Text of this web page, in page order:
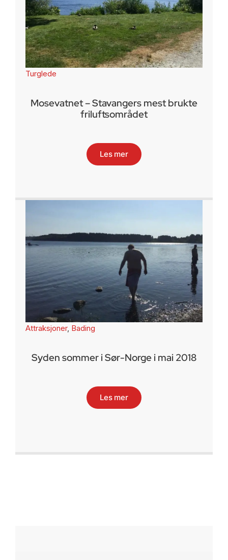
Turglede
Mosevatnet – Stavangers mest brukte
friluftsområdet
Les mer
Attraksjoner, Bading
Syden sommer i Sør-Norge i mai 2018
Les mer